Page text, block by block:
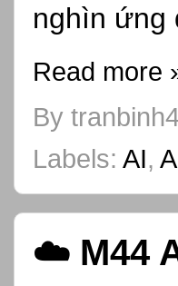
nghìn ứng
Read more
By
Labels: AI,
☁️ M44